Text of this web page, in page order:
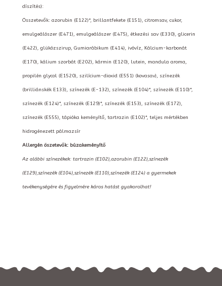
díszítés):
Összetevők: azorubin (E122)*, brillantfekete (E151), citromsav, cukor,
emulgeálószer (E471), emulgeálószer (E475), étkezési sav (E330), glicerin
(E422), glükózszirup, Gumiarábikum (E414), ivóvíz, Kálcium-karbonát
(E170), kálium szorbát (E202), kármin (E120), lutein, mandula aroma,
propilén glycol (E1520), szilícium-dioxid (E551) (kovasav), színezék
(brilliánskék E133), színezék (E-132), színezék (E104)*, színezék (E110)*,
színezék (E124)*, színezék (E129)*, színezék (E153), színezék (E172),
színezék (E555), tápióka keményítő, tartrazin (E102)*, teljes mértékben
hidrogénezett pálmazsír
Allergén öszetevők: búzakeményítő
Az alábbi színezékek: tartrazin (E102),azorubin (E122),színezék
(E129),színezék (E104),színezék (E110),színezék (E124) a gyermekek
tevékenységére és figyelmére káros hatást gyakorolhat!